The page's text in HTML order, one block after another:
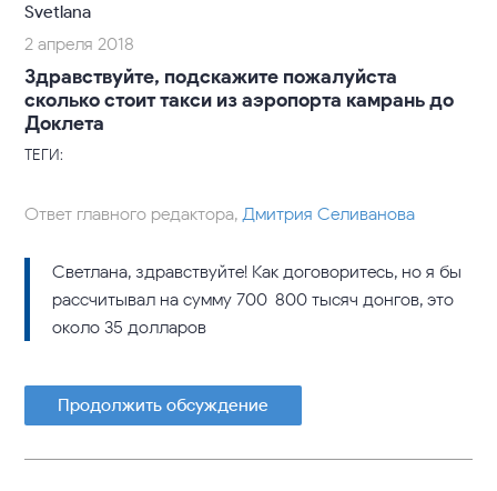
Svetlana
2 апреля 2018
Здравствуйте, подскажите пожалуйста
сколько стоит такси из аэропорта камрань до
Доклета
ТЕГИ:
Ответ главного редактора,Дмитрия Селиванова
Светлана, здравствуйте! Как договоритесь, но я бы
рассчитывал на сумму 700-800 тысяч донгов, это
около 35 долларов
Продолжить обсуждение